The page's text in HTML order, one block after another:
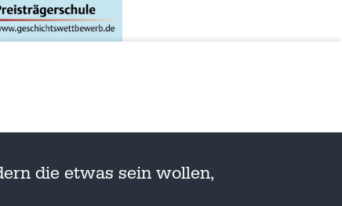
die etwas sein wollen,